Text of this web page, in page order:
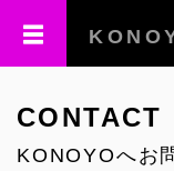
CONTACT
KONOYOへお